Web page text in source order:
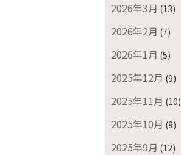
2026年3月 (13)
2026年2月 (7)
2026年1月 (5)
2025年12月 (9)
2025年11月 (10)
2025年10月 (9)
2025年9月 (12)